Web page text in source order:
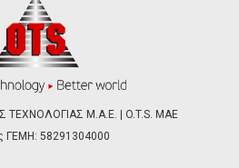
ΤΕΧΝΟΛΟΓΙΑΣ Μ.Α.Ε. | O.T.S. ΜΑΕ
ΓΕΜΗ: 58291304000